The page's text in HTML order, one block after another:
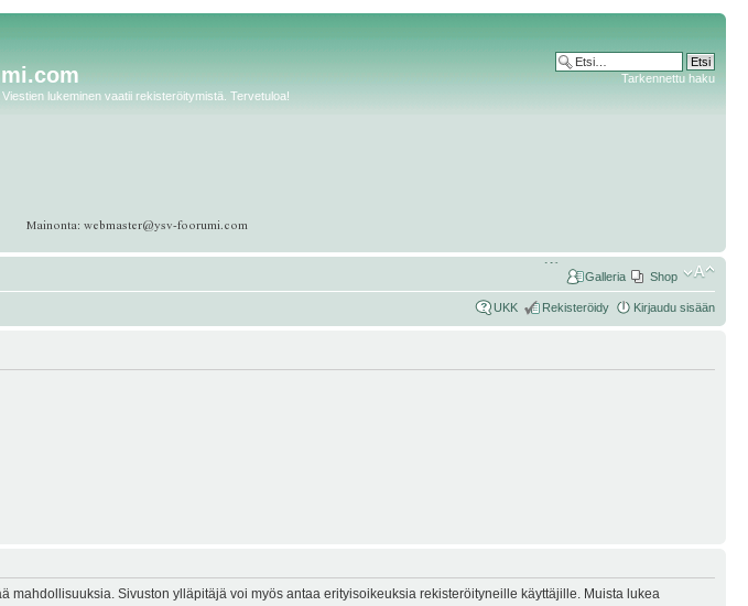
lukeminen vaatii rekisteröitymistä. Tervetuloa!
Tarkennettu haku
Shop
Galleria
UKK Rekisteröidy Kirjaudu sisään
Sivuston ylläpitäjä voi myös antaa erityisoikeuksia rekisteröityneille käyttäjille. Muista lukea